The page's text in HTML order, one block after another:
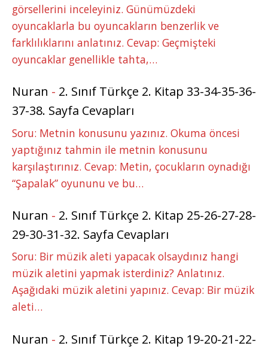
görsellerini inceleyiniz. Günümüzdeki
oyuncaklarla bu oyuncakların benzerlik ve
farklılıklarını anlatınız. Cevap: Geçmişteki
oyuncaklar genellikle tahta,…
Nuran - 2. Sınıf Türkçe 2. Kitap 33-34-35-36-
37-38. Sayfa Cevapları
Soru: Metnin konusunu yazınız. Okuma öncesi
yaptığınız tahmin ile metnin konusunu
karşılaştırınız. Cevap: Metin, çocukların oynadığı
“Şapalak” oyununu ve bu…
Nuran - 2. Sınıf Türkçe 2. Kitap 25-26-27-28-
29-30-31-32. Sayfa Cevapları
Soru: Bir müzik aleti yapacak olsaydınız hangi
müzik aletini yapmak isterdiniz? Anlatınız.
Aşağıdaki müzik aletini yapınız. Cevap: Bir müzik
aleti…
Nuran - 2. Sınıf Türkçe 2. Kitap 19-20-21-22-